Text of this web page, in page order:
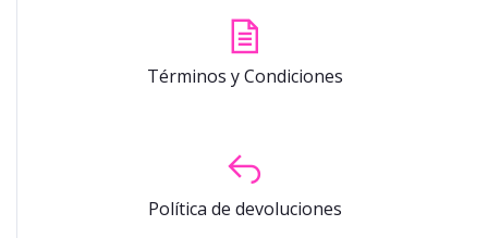
Términos y Condiciones
Política de devoluciones